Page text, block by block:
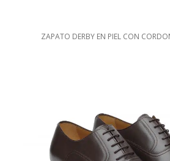
ZAPATO DERBY EN PIEL CON